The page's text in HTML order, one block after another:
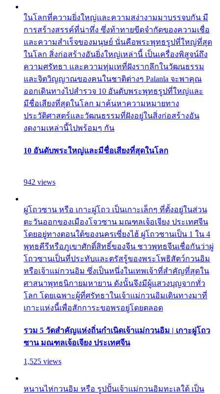
ในโลกที่ความยิ่งใหญ่และความสง่างามมาบรรจบกัน มี
การสร้างสรรค์ที่น่าทึ่ง ซึ่งท้าทายขีดจำกัดของความเชื่อ
และความสำเร็จของมนุษย์ นั่นคือพระพุทธรูปที่ใหญ่ที่สุด
ในโลก สิ่งก่อสร้างอันยิ่งใหญ่เหล่านี้ เป็นเครื่องพิสูจน์ถึง
ความศรัทธา และความทุ่มเทที่ฝังรากลึกในวัฒนธรรม
และจิตวิญญาณของคนในชาติต่างๆ Palanla จะพาคุณ
ออกเดินทางไปสำรวจ 10 อันดับพระพุทธรูปที่ใหญ่และ
มีชื่อเสียงที่สุดในโลก มาค้นหาความหมายทาง
ประวัติศาสตร์และวัฒนธรรมที่ฝังอยู่ในสิ่งก่อสร้างอัน
งดงามเหล่านี้ไปพร้อมๆ กัน
10 อันดับพระใหญ่และมีชื่อเสียงที่สุดในโลก
942 views
ผู่โถวซาน หรือ เกาะผู่โถว เป็นเกาะเล็กๆ ที่ตั้งอยู่ในส่วน
ตะวันออกของเมืองโจวซาน มณฑลเจ้อเจียง ประเทศจีน
โดยอยู่ทางตอนใต้ของนครเซี่ยงไฮ้ ผู่โถวซานเป็น 1 ใน 4
พุทธคีรีหรือภูเขาศักดิ์สิทธิ์ของจีน ชาวพุทธจีนเชื่อกันว่าผู่
โถวซานเป็นที่ประทับและตรัสรู้ของพระโพธิสัตว์กวนอิม
หรือเจ้าแม่กวนอิม ซึ่งเป็นหนึ่งในเทพเจ้าที่สำคัญที่สุดใน
ศาสนาพุทธนิกายมหายาน ดังนั้นจึงมีผู้แสวงบุญจากทั่ว
โลก โดยเฉพาะผู้ที่ศรัทธาในเจ้าแม่กวนอิมเดินทางมาที่
เกาะแห่งนี้เพื่อสักการะขอพรอยู่โดยตลอด
รวม 5 วัดสำคัญแห่งถิ่นกำเนิดเจ้าแม่กวนอิม | เกาะผู่โถว
ซาน มณฑลเจ้อเจียง ประเทศจีน
1,525 views
หนานไห่กวนอิม หรือ รูปปั้นเจ้าแม่กวนอิมทะเลใต้ เป็น